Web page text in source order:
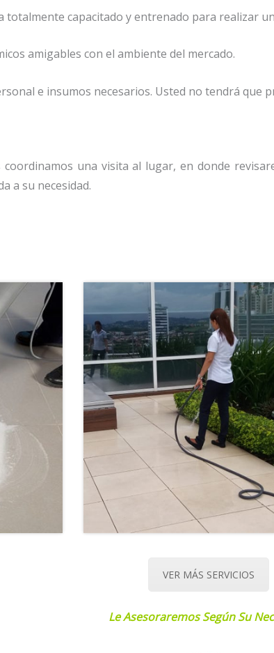
capacitado y entrenado para realizar
amigables con el ambiente del mercado.
e insumos necesarios. Usted no tendrá que
una visita al lugar, en donde
a su necesidad.
VER MÁS SERVICIOS
Le Asesoraremos Según Su